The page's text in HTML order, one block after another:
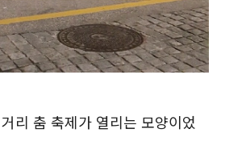
리 춤 축제가 열리는 모양이었